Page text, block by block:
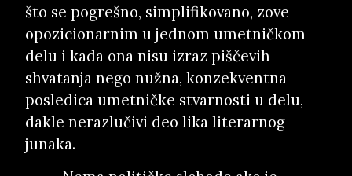
što se pogrešno, simplifikovano, zove
opozicionarnim u jednom umetničkom
delu i kada ona nisu izraz piščevih
shvatanja nego nužna, konzekventna
posledica umetničke stvarnosti u delu,
dakle nerazlučivi deo lika literarnog
junaka.